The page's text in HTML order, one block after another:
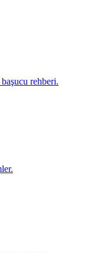
rehberi.